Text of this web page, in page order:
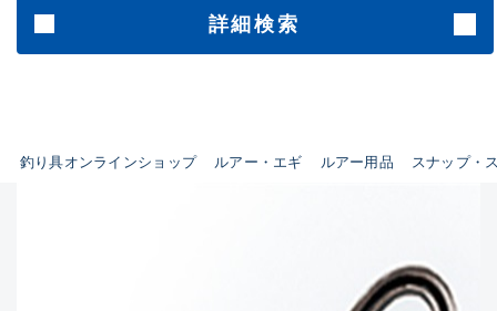
詳細検索
釣り具オンラインショップ ルアー・エギ ルアー用品 スナップ・
新商品(35)